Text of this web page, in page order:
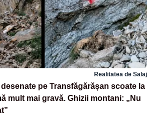
Realitatea de Salaj
pe Transfăgărășan scoate la
mult mai gravă. Ghizii montani: „Nu